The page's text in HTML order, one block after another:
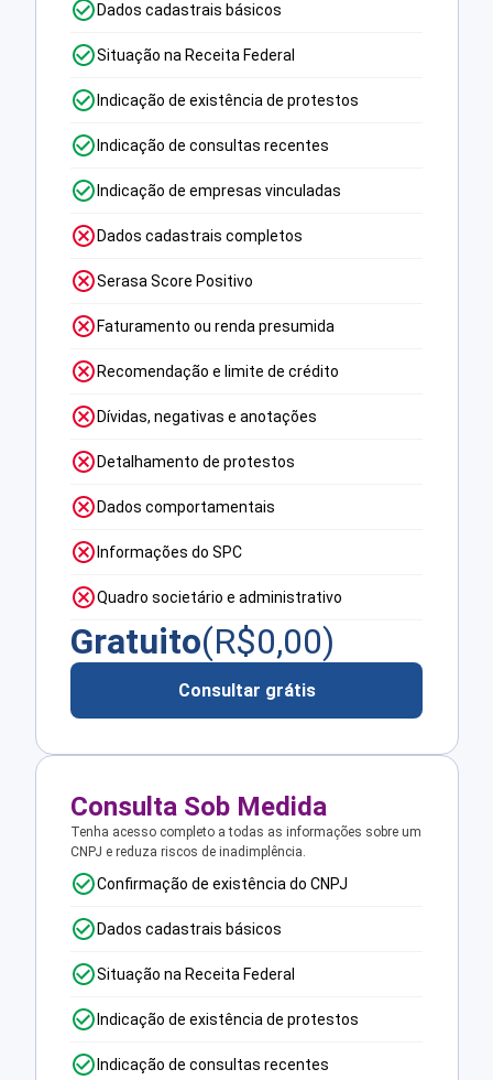
Dados cadastrais básicos
Situação na Receita Federal
Indicação de existência de protestos
Indicação de consultas recentes
Indicação de empresas vinculadas
Dados cadastrais completos
Serasa Score Positivo
Faturamento ou renda presumida
Recomendação e limite de crédito
Dívidas, negativas e anotações
Detalhamento de protestos
Dados comportamentais
Informações do SPC
Quadro societário e administrativo
Gratuito(R$0,00)
Consultar grátis
Consulta Sob Medida
Tenha acesso completo a todas as informações sobre um
CNPJ e reduza riscos de inadimplência.
Confirmação de existência do CNPJ
Dados cadastrais básicos
Situação na Receita Federal
Indicação de existência de protestos
Indicação de consultas recentes